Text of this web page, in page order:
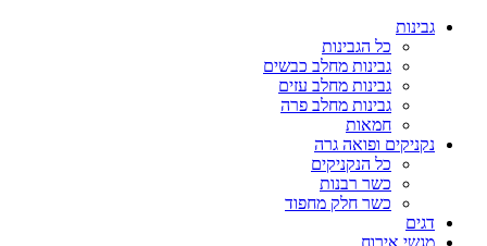
גבינות
כל הגבינות
גבינות מחלב כבשים
גבינות מחלב עזים
גבינות מחלב פרה
חמאות
נקניקים ופואה גרה
כל הנקניקים
כשר רבנות
כשר חלק מחפוד
דגים
מגשי אירוח